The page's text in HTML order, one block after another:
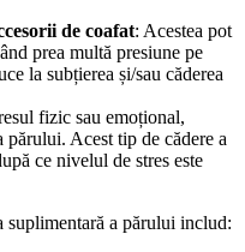
de coafat: Acestea pot
prea multă presiune pe
la subțierea și/sau căderea
fizic sau emoțional,
părului. Acest tip de cădere a
ce nivelul de stres este
a părului includ: